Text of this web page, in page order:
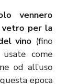
vennero
per la
vino (fino
come
od all’uso
epoca